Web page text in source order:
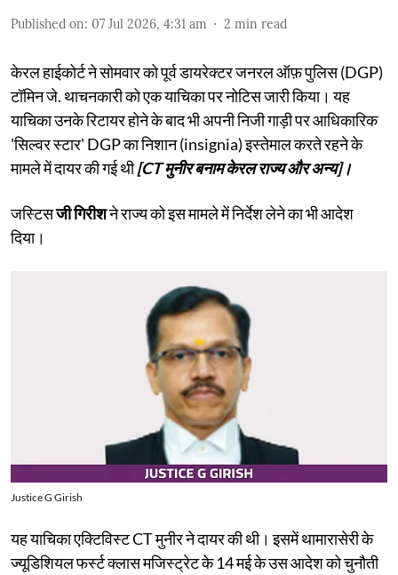
Published on: 07 Jul 2026, 4:31 am 2 min read
केरल हाईकोर्ट ने सोमवार को पूर्व डायरेक्टर जनरल ऑफ़ पुलिस (DGP)
टॉमिन जे. थाचनकारी को एक याचिका पर नोटिस जारी किया। यह
याचिका उनके रिटायर होने के बाद भी अपनी निजी गाड़ी पर आधिकारिक
'सिल्वर स्टार' DGP का निशान (insignia) इस्तेमाल करते रहने के
मामले में दायर की गई थी[CT मुनीर बनाम केरल राज्य और अन्य]।
जस्टिसजी गिरीशने राज्य को इस मामले में निर्देश लेने का भी आदेश
दिया।
Justice G Girish
यह याचिका एक्टिविस्ट CT मुनीर ने दायर की थी। इसमें थामारासेरी के
ज्यूडिशियल फर्स्ट क्लास मजिस्ट्रेट के 14 मई के उस आदेश को चुनौती